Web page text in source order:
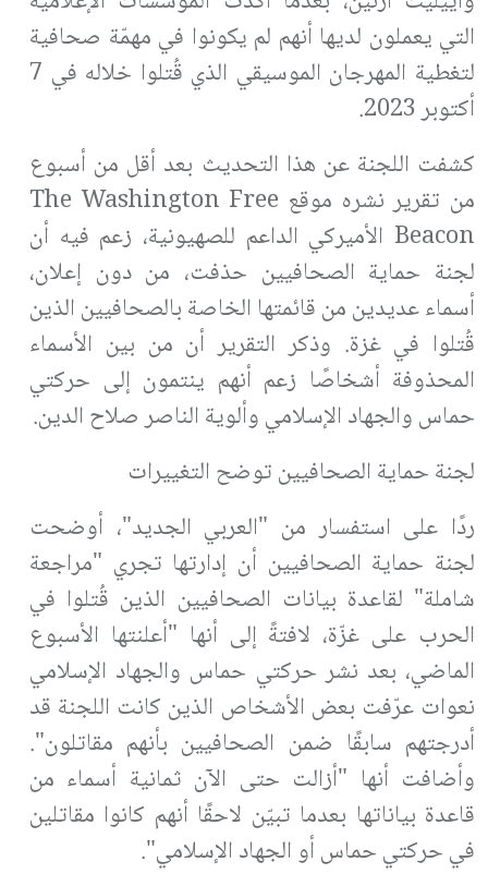
التي يعملون لديها أنهم لم يكونوا في مهمّة صحافية
لتغطية المهرجان الموسيقي الذي قُتلوا خلاله في 7
أكتوبر 2023.
كشفت اللجنة عن هذا التحديث بعد أقل من أسبوع
من تقرير نشره موقع The Washington Free
Beacon الأميركي الداعم للصهيونية، زعم فيه أن
لجنة حماية الصحافيين حذفت، من دون إعلان،
أسماء عديدين من قائمتها الخاصة بالصحافيين الذين
قُتلوا في غزة. وذكر التقرير أن من بين الأسماء
المحذوفة أشخاصًا زعم أنهم ينتمون إلى حركتي
حماس والجهاد الإسلامي وألوية الناصر صلاح الدين.
لجنة حماية الصحافيين توضح التغييرات
ردًا على استفسار من "العربي الجديد"، أوضحت
لجنة حماية الصحافيين أن إدارتها تجري "مراجعة
شاملة" لقاعدة بيانات الصحافيين الذين قُتلوا في
الحرب على غزّة، لافتةً إلى أنها "أعلنتها الأسبوع
الماضي، بعد نشر حركتي حماس والجهاد الإسلامي
نعوات عرّفت بعض الأشخاص الذين كانت اللجنة قد
أدرجتهم سابقًا ضمن الصحافيين بأنهم مقاتلون".
وأضافت أنها "أزالت حتى الآن ثمانية أسماء من
قاعدة بياناتها بعدما تبيّن لاحقًا أنهم كانوا مقاتلين
في حركتي حماس أو الجهاد الإسلامي".